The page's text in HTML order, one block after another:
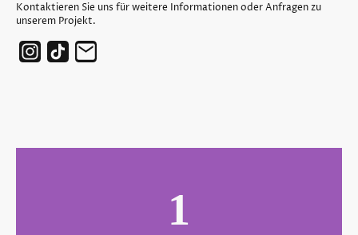
Kontaktieren Sie uns für weitere Informationen oder Anfragen zu
unserem Projekt.
1